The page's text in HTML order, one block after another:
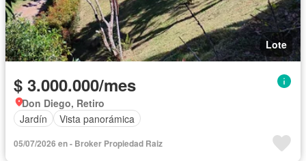
Lote
$ 3.000.000/mes
Don Diego, Retiro
Jardín
Vista panorámica
05/07/2026 en - Broker Propiedad Raiz